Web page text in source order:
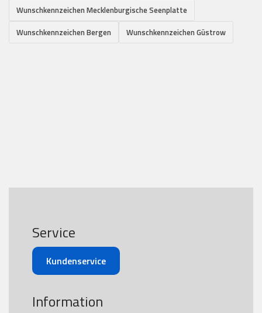
Wunschkennzeichen Mecklenburgische Seenplatte
Wunschkennzeichen Bergen
Wunschkennzeichen Güstrow
Service
Kundenservice
Information